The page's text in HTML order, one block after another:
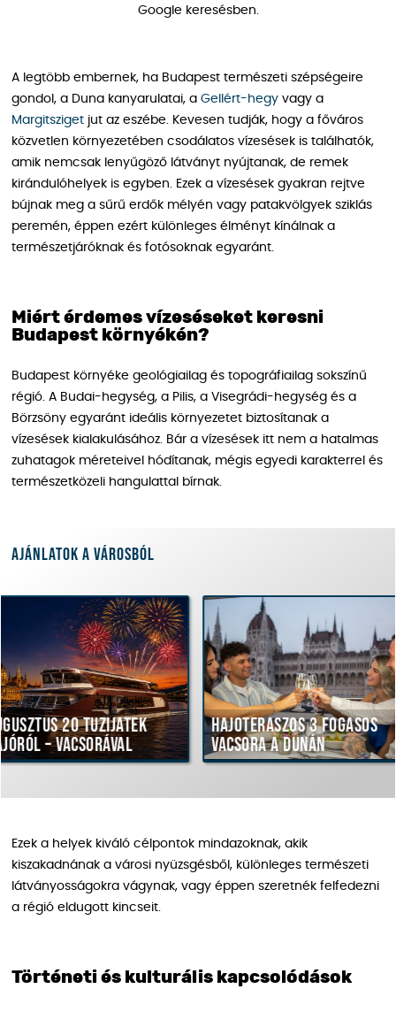
Google keresésben.
A legtöbb embernek, ha Budapest természeti szépségeire
gondol, a Duna kanyarulatai, a Gellért-hegy vagy a
Margitsziget jut az eszébe. Kevesen tudják, hogy a főváros
közvetlen környezetében csodálatos vízesések is találhatók,
amik nemcsak lenyűgöző látványt nyújtanak, de remek
kirándulóhelyek is egyben. Ezek a vízesések gyakran rejtve
bújnak meg a sűrű erdők mélyén vagy patakvölgyek sziklás
peremén, éppen ezért különleges élményt kínálnak a
természetjáróknak és fotósoknak egyaránt.
Miért érdemes vízeséseket keresni
Budapest környékén?
Budapest környéke geológiailag és topográfiailag sokszínű
régió. A Budai-hegység, a Pilis, a Visegrádi-hegység és a
Börzsöny egyaránt ideális környezetet biztosítanak a
vízesések kialakulásához. Bár a vízesések itt nem a hatalmas
zuhatagok méreteivel hódítanak, mégis egyedi karakterrel és
természetközeli hangulattal bírnak.
Ajánlatok a városból
Hajóteraszos 3 fogásos
vacsora a Dunán
Esti
Ezek a helyek kiváló célpontok mindazoknak, akik
kiszakadnának a városi nyüzsgésből, különleges természeti
látványosságokra vágynak, vagy éppen szeretnék felfedezni
a régió eldugott kincseit.
Történeti és kulturális kapcsolódások